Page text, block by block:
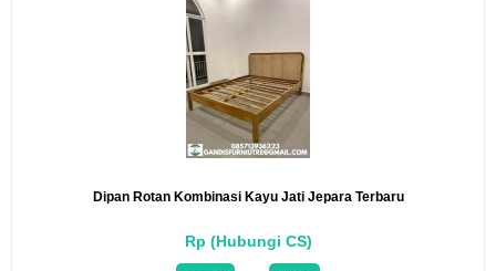
Dipan Rotan Kombinasi Kayu Jati Jepara Terbaru
Rp (Hubungi CS)